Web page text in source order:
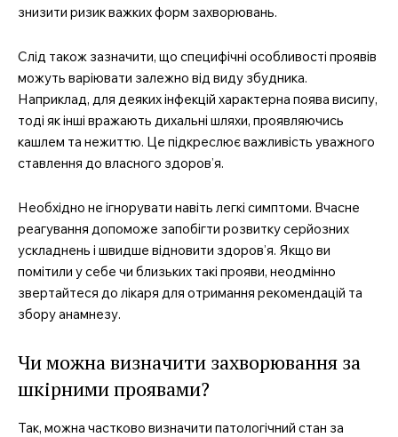
знизити ризик важких форм захворювань.
Слід також зазначити, що специфічні особливості проявів
можуть варіювати залежно від виду збудника.
Наприклад, для деяких інфекцій характерна поява висипу,
тоді як інші вражають дихальні шляхи, проявляючись
кашлем та нежиттю. Це підкреслює важливість уважного
ставлення до власного здоров’я.
Необхідно не ігнорувати навіть легкі симптоми. Вчасне
реагування допоможе запобігти розвитку серйозних
ускладнень і швидше відновити здоров’я. Якщо ви
помітили у себе чи близьких такі прояви, неодмінно
звертайтеся до лікаря для отримання рекомендацій та
збору анамнезу.
Чи можна визначити захворювання за
шкірними проявами?
Так, можна частково визначити патологічний стан за